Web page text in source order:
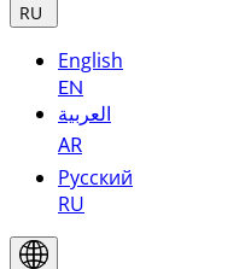
RU
English
EN
العربية
AR
Русский
RU